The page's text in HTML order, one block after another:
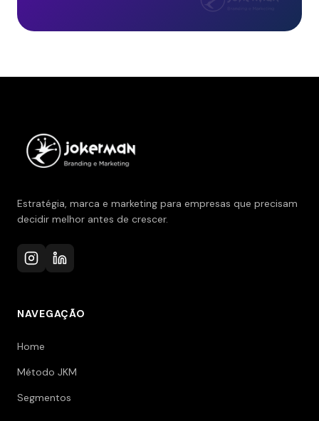
Estratégia, marca e marketing para empresas que precisam
decidir melhor antes de crescer.
NAVEGAÇÃO
Home
Método JKM
Segmentos